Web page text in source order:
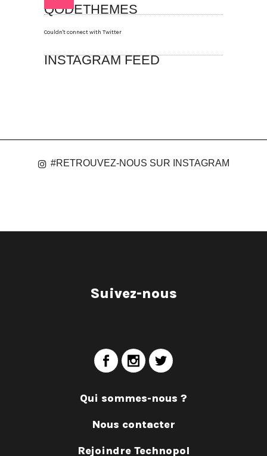
QODETHEMES
Couldn't connect with Twitter
INSTAGRAM FEED
#RETROUVEZ-NOUS SUR INSTAGRAM
Suivez-nous
Qui sommes-nous ?
Nous contacter
Rejoindre Technopol